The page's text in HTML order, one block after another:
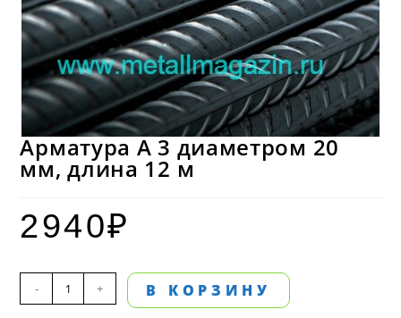
Арматура А 3 диаметром 20
мм, длина 12 м
2940₽
Количество
товара
- + В КОРЗИНУ